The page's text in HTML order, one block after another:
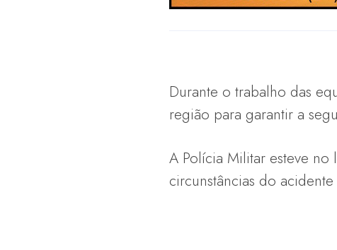
Durante o trabalho das
região para garantir a
A Polícia Militar esteve
circunstâncias do acidente